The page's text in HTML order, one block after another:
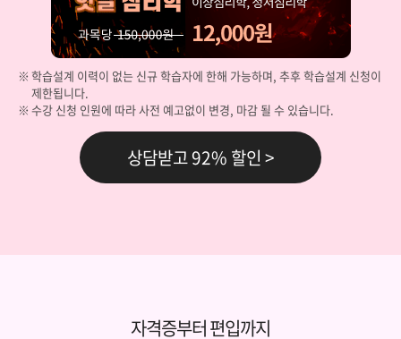
다다익선
상담이론과실제
150,000원
69,000원
다다익선 150,000원
다다익선 150,000원
학습설계 이력이 없는 신규 학습자에 한해 가능하며, 추후 학습설계 신청이
제한됩니다.
수강 신청 인원에 따라 사전 예고없이 변경, 마감 될 수 있습니다.
상담받고 92% 할인 >
자격증부터 편입까지